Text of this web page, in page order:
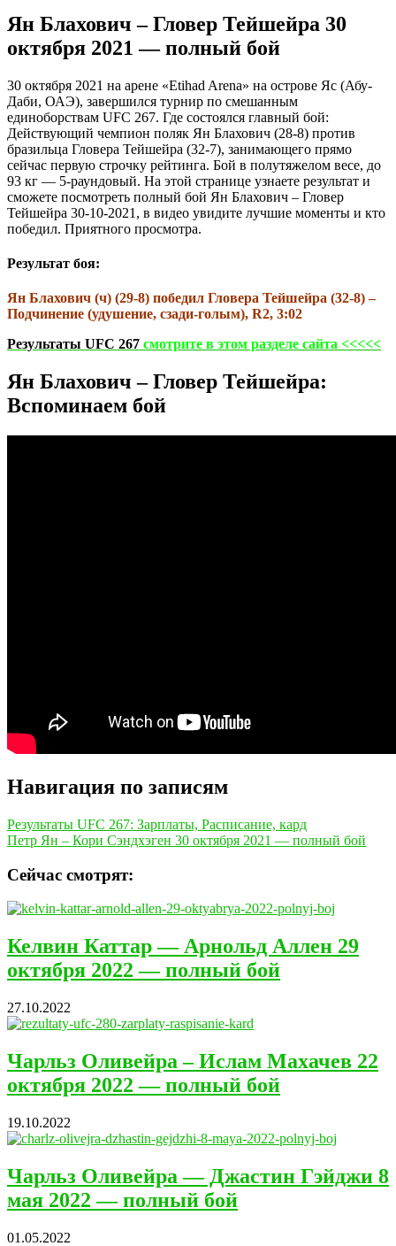
Ян Блахович – Гловер Тейшейра 30
октября 2021 — полный бой
30 октября 2021 на арене «Etihad Arena» на острове Яс (Абу-
Даби, ОАЭ), завершился турнир по смешанным
единоборствам UFC 267. Где состоялся главный бой:
Действующий чемпион поляк Ян Блахович (28-8) против
бразильца Гловера Тейшейра (32-7), занимающего прямо
сейчас первую строчку рейтинга. Бой в полутяжелом весе, до
93 кг — 5-раундовый. На этой странице узнаете результат и
сможете посмотреть полный бой Ян Блахович – Гловер
Тейшейра 30-10-2021, в видео увидите лучшие моменты и кто
победил. Приятного просмотра.
Результат боя:
Ян Блахович (ч) (29-8) победил Гловера Тейшейра (32-8) –
Подчинение (удушение, сзади-голым), R2, 3:02
Результаты UFC 267 смотрите в этом разделе сайта <<<<<
Ян Блахович – Гловер Тейшейра:
Вспоминаем бой
Навигация по записям
Результаты UFC 267: Зарплаты, Расписание, кард
Петр Ян – Кори Сэндхэген 30 октября 2021 — полный бой
Сейчас смотрят:
Келвин Каттар — Арнольд Аллен 29
октября 2022 — полный бой
27.10.2022
Чарльз Оливейра – Ислам Махачев 22
октября 2022 — полный бой
19.10.2022
Чарльз Оливейра — Джастин Гэйджи 8
мая 2022 — полный бой
01.05.2022